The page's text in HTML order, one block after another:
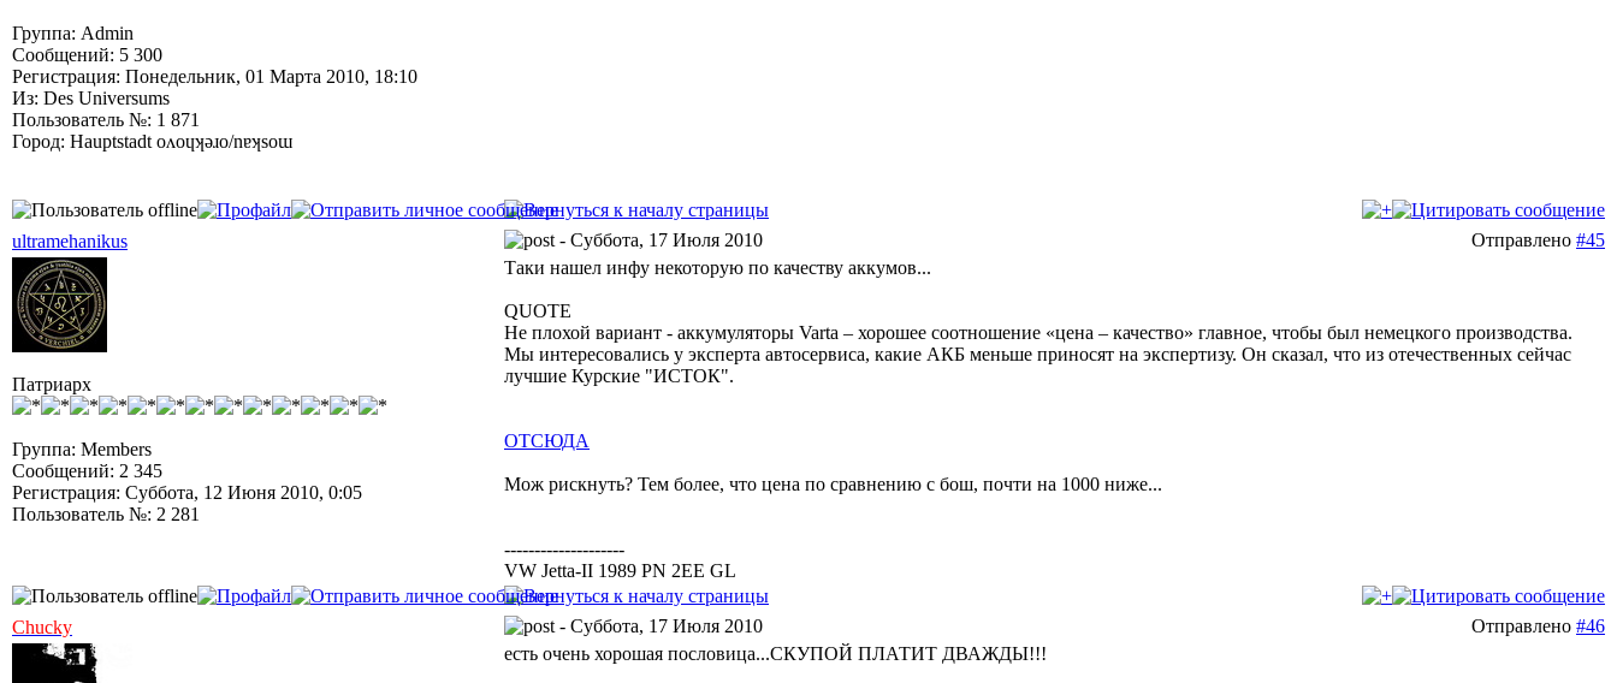
Группа: Admin
Сообщений: 5 300
Регистрация: Понедельник, 01 Марта 2010, 18:10
Из: Des Universums
Пользователь №: 1 871
Город: Hauptstadt oʌoɥʞǝɹo/nɐʞsoɯ
ultramehanikus - Суббота, 17 Июля 2010 Отправлено #45
Патриарх
Группа: Members
Сообщений: 2 345
Регистрация: Суббота, 12 Июня 2010, 0:05
Пользователь №: 2 281
Таки нашел инфу некоторую по качеству аккумов...
QUOTE
Не плохой вариант - аккумуляторы Varta – хорошее соотношение «цена – качество» главное, чтобы был немецкого производства.
Мы интересовались у эксперта автосервиса, какие АКБ меньше приносят на экспертизу. Он сказал, что из отечественных сейчас
лучшие Курские "ИСТОК".
ОТСЮДА
Мож рискнуть? Тем более, что цена по сравнению с бош, почти на 1000 ниже...
--------------------
VW Jetta-II 1989 PN 2EE GL
Chucky - Суббота, 17 Июля 2010 Отправлено #46
есть очень хорошая пословица...СКУПОЙ ПЛАТИТ ДВАЖДЫ!!!